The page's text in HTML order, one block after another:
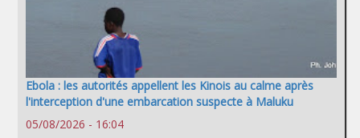
Ebola : les autorités appellent les Kinois au calme après
l'interception d'une embarcation suspecte à Maluku
05/08/2026 - 16:04